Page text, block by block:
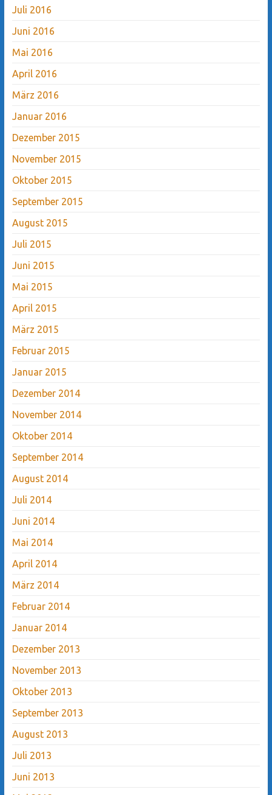
Juli 2016
Juni 2016
Mai 2016
April 2016
März 2016
Januar 2016
Dezember 2015
November 2015
Oktober 2015
September 2015
August 2015
Juli 2015
Juni 2015
Mai 2015
April 2015
März 2015
Februar 2015
Januar 2015
Dezember 2014
November 2014
Oktober 2014
September 2014
August 2014
Juli 2014
Juni 2014
Mai 2014
April 2014
März 2014
Februar 2014
Januar 2014
Dezember 2013
November 2013
Oktober 2013
September 2013
August 2013
Juli 2013
Juni 2013